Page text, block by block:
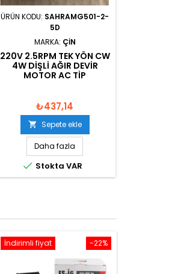
ÜRÜN KODU: SAHRAMG501-2-
5D
MARKA: ÇIN
220V 2.5RPM TEK YÖN CW
4W DIŞLI AĞIR DEVIR
MOTOR AC TIP
₺437,14
 Sepete ekle
Daha fazla
 Stokta VAR
-22%
İndirimli fiyat